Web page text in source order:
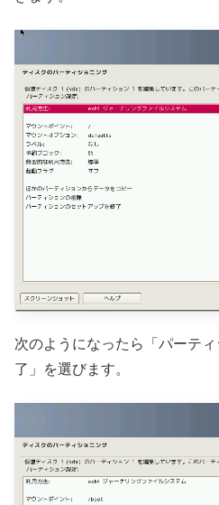
次のようになったら「パーテ
了」を選びます。